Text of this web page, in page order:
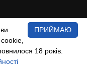
обов'язкове пряме
на сайт
ПРИЙМАЮ
18 років.